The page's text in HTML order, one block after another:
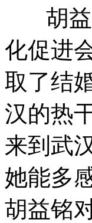
胡益
化促进
取了结
汉的热
来到武
她能多
胡益铭